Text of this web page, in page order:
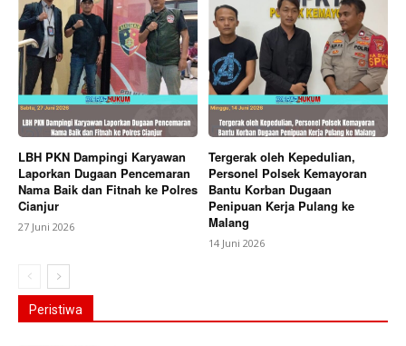
LBH PKN Dampingi Karyawan
Laporkan Dugaan Pencemaran
Nama Baik dan Fitnah ke Polres
Cianjur
27 Juni 2026
Tergerak oleh Kepedulian,
Personel Polsek Kemayoran
Bantu Korban Dugaan
Penipuan Kerja Pulang ke
Malang
14 Juni 2026
Peristiwa